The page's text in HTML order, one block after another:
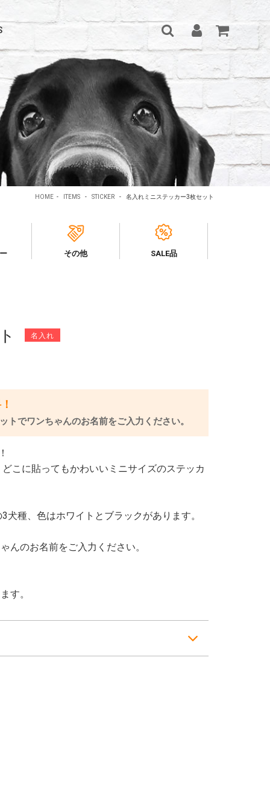
HOME - ITEMS - STICKER - 名入れミニステッカー3枚セット
その他 SALE品
トでワンちゃんのお名前をご入力ください。
こに貼ってもかわいいミニサイズのステッカ
種、色はホワイトとブラックがあります。
んのお名前をご入力ください。
す。
る場合は、お手数ですが「備考欄」よりご